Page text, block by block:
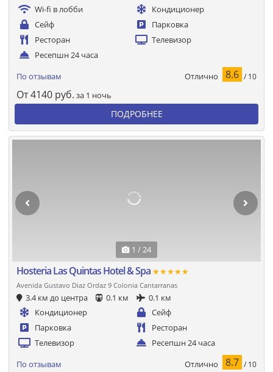
Wi-fi в лобби
Кондиционер
Сейф
Парковка
Ресторан
Телевизор
Ресепшн 24 часа
По отзывам Отлично 8.6 / 10
От4140 руб. за 1 ночь
ПОДРОБНЕЕ
1 / 24
Hosteria Las Quintas Hotel & Spa ★★★★★
Avenida Gustavo Diaz Ordaz 9 Colonia Cantarranas
3.4 км до центра 0.1 км
0.1 км
Кондиционер
Сейф
Парковка
Ресторан
Телевизор
Ресепшн 24 часа
По отзывам Отлично 8.7 / 10